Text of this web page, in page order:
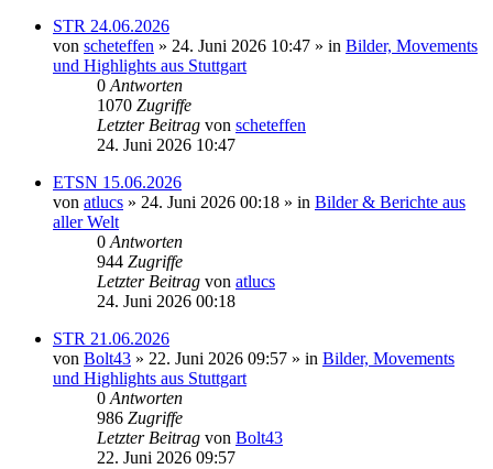
STR 24.06.2026
von scheteffen » 24. Juni 2026 10:47 » in Bilder, Movements
und Highlights aus Stuttgart
0 Antworten
1070 Zugriffe
Letzter Beitrag von scheteffen
24. Juni 2026 10:47
ETSN 15.06.2026
von atlucs » 24. Juni 2026 00:18 » in Bilder & Berichte aus
aller Welt
0 Antworten
944 Zugriffe
Letzter Beitrag von atlucs
24. Juni 2026 00:18
STR 21.06.2026
von Bolt43 » 22. Juni 2026 09:57 » in Bilder, Movements
und Highlights aus Stuttgart
0 Antworten
986 Zugriffe
Letzter Beitrag von Bolt43
22. Juni 2026 09:57